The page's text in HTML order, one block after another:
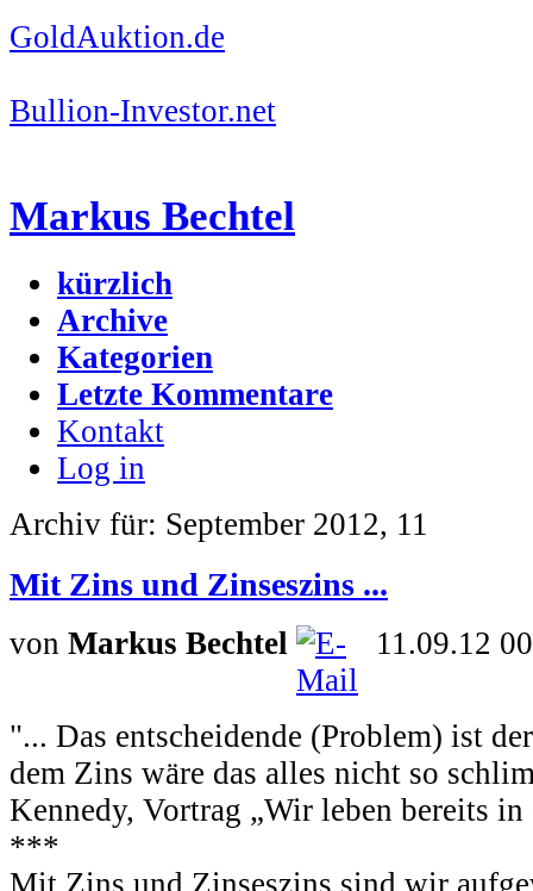
GoldAuktion.de
Bullion-Investor.net
Markus Bechtel
kürzlich
Archive
Kategorien
Letzte Kommentare
Kontakt
Log in
Archiv für: September 2012, 11
Mit Zins und Zinseszins ...
von Markus Bechtel 11.09.12
"... Das entscheidende (Problem) ist
dem Zins wäre das alles nicht so
Kennedy, Vortrag „Wir leben bereits
***